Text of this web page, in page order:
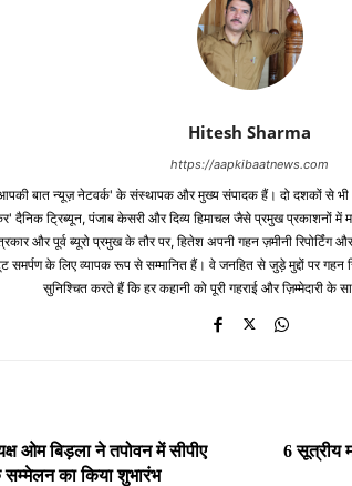
Hitesh Sharma
https://aapkibaatnews.com
'आपकी बात न्यूज़ नेटवर्क' के संस्थापक और मुख्य संपादक हैं। दो दशकों से
दैनिक ट्रिब्यून, पंजाब केसरी और दिव्य हिमाचल जैसे प्रमुख प्रकाशनों में
और पूर्व ब्यूरो प्रमुख के तौर पर, हितेश अपनी गहन ज़मीनी रिपोर्टिंग
के लिए व्यापक रूप से सम्मानित हैं। वे जनहित से जुड़े मुद्दों पर गहन
सुनिश्चित करते हैं कि हर कहानी को पूरी गहराई और ज़िम्मेदारी के
ओम बिड़ला ने तपोवन में सीपीए
सम्मेलन का किया शुभारंभ
6 सूत्रीय